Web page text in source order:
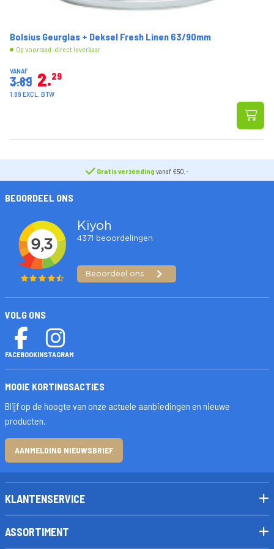
Bolsius Geurglas + Deksel Fresh Linen 63/90mm
Op voorraad: direct leverbaar
VANAF
3.89 2 29
1.89 EXCL. BTW
Gratis verzending vanaf €50,-
BEOORDEEL ONS
VOLG ONS
FACEBOOKINSTAGRAM
MOOIE KORTINGSACTIES
Blijf op de hoogte van onze actuele aanbiedingen en nieuwe
producten.
AANMELDING NIEUWSBRIEF
KLANTENSERVICE
ASSORTIMENT